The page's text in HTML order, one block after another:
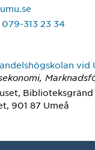
079-313 23 34
vid
Biblioteksgränd
901 87 Umeå